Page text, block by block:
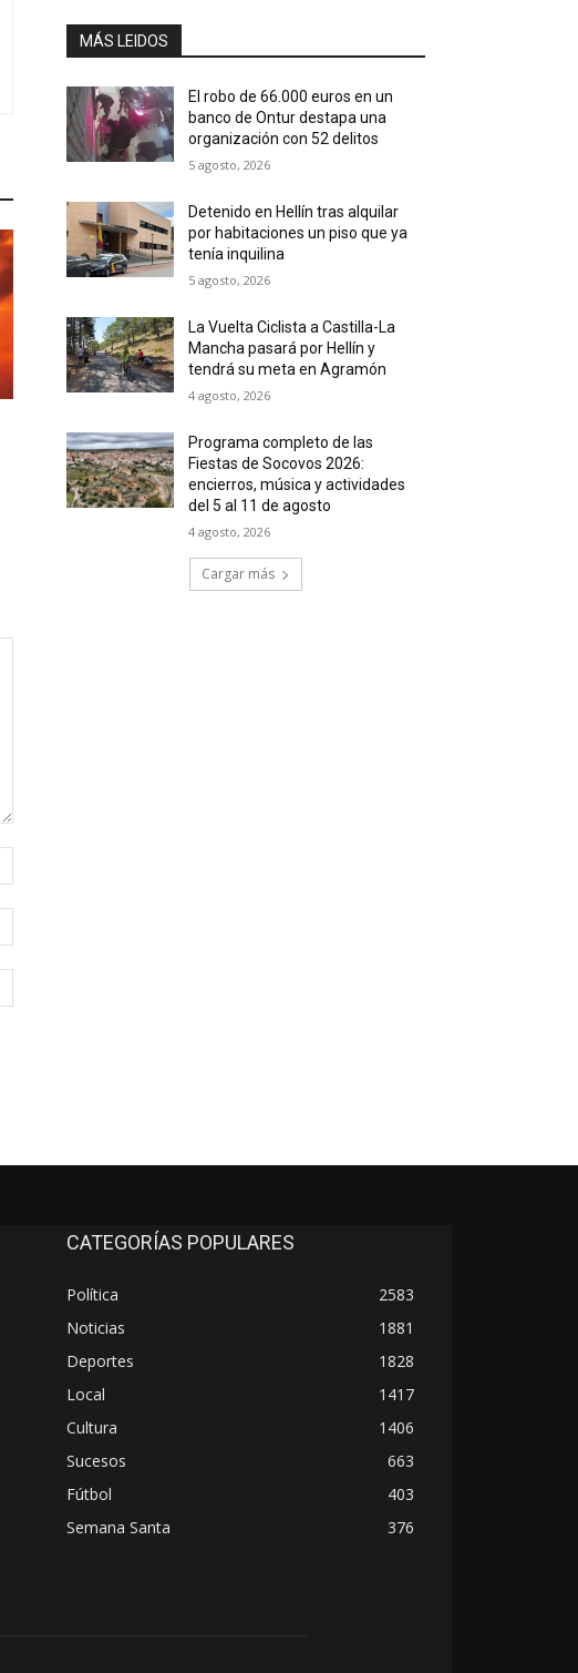
electrónico:*
web:
MÁS LEIDOS
El robo de 66.000 euros en un
banco de Ontur destapa una
organización con 52 delitos
5 agosto, 2026
Detenido en Hellín tras alquilar
por habitaciones un piso que ya
tenía inquilina
5 agosto, 2026
La Vuelta Ciclista a Castilla-La
Mancha pasará por Hellín y
tendrá su meta en Agramón
4 agosto, 2026
Programa completo de las
Fiestas de Socovos 2026:
encierros, música y actividades
del 5 al 11 de agosto
4 agosto, 2026
Cargar más
CATEGORÍAS POPULARES
Política
2583
Noticias
1881
Deportes
1828
Local
1417
Cultura
1406
Sucesos
663
Fútbol
403
Semana Santa
376